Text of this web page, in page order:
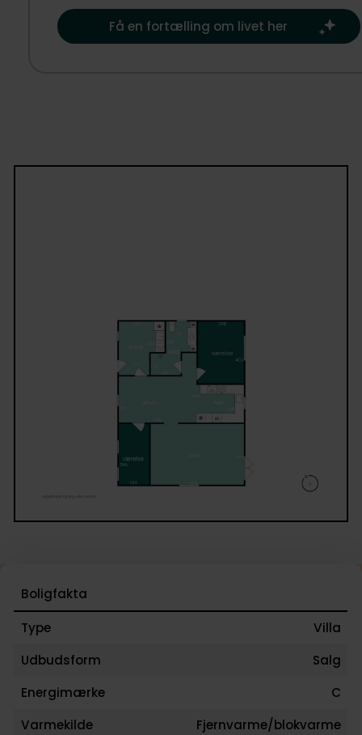
opdatering.
Få en fortælling om livet her
Boligfakta
Type
Villa
Udbudsform
Salg
Energimærke
C
Varmekilde
Fjernvarme/blokvarme